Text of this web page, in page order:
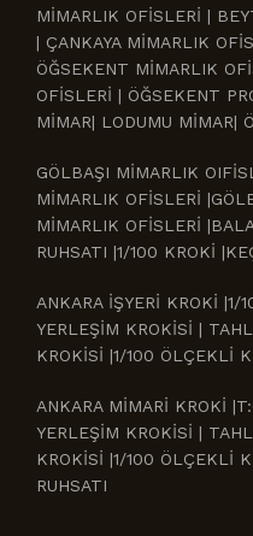
MİMARLIK OFİSLERİ |
| ÇANKAYA MİMARLIK
ÖĞSEKENT MİMARLIK
OFİSLERİ | ÖĞSEKENT
MİMAR| LODUMU MİMAR|
GÖLBAŞI MİMARLIK
MİMARLIK OFİSLERİ
MİMARLIK OFİSLERİ
RUHSATI |1/100 KROKİ
ANKARA İŞYERİ KROKİ |1/
YERLEŞİM KROKİSİ |
KROKİSİ |1/100 ÖLÇEKLİ
ANKARA MİMARİ KROKİ
YERLEŞİM KROKİSİ |
KROKİSİ |1/100 ÖLÇEKLİ
RUHSATI